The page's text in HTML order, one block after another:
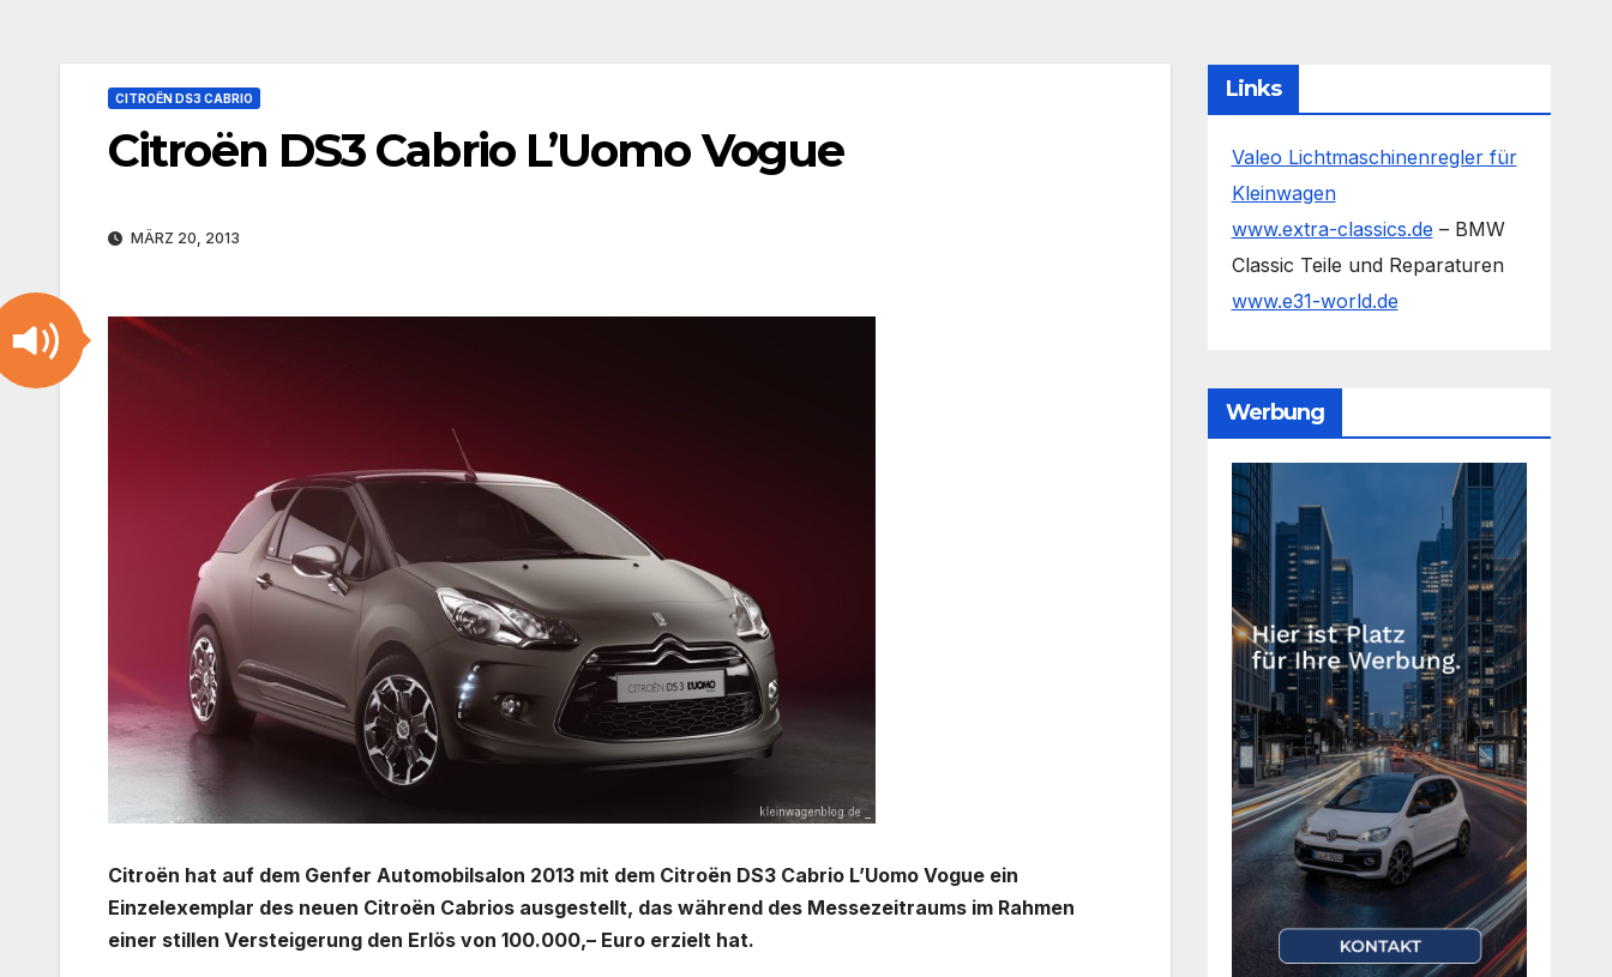
CITROËN DS3 CABRIO
Citroën DS3 Cabrio L’Uomo Vogue
MÄRZ 20, 2013
Citroën hat auf dem Genfer Automobilsalon 2013 mit dem Citroën DS3 Cabrio L’Uomo Vogue ein
Einzelexemplar des neuen Citroën Cabrios ausgestellt, das während des Messezeitraums im Rahmen
einer stillen Versteigerung den Erlös von 100.000,– Euro erzielt hat.
Links
Valeo Lichtmaschinenregler für
Kleinwagen
www.extra-classics.de – BMW
Classic Teile und Reparaturen
www.e31-world.de
Werbung